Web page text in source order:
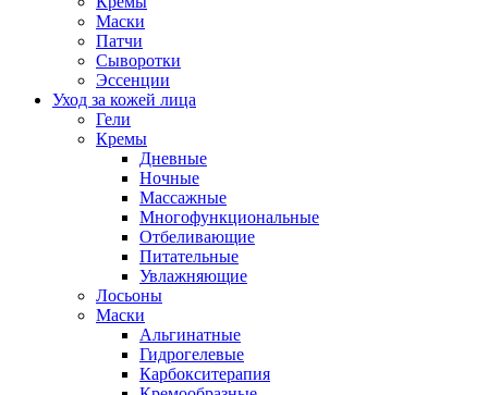
Маски
Патчи
Сыворотки
Эссенции
Уход за кожей лица
Гели
Кремы
Дневные
Ночные
Массажные
Многофункциональные
Отбеливающие
Питательные
Увлажняющие
Лосьоны
Маски
Альгинатные
Гидрогелевые
Карбокситерапия